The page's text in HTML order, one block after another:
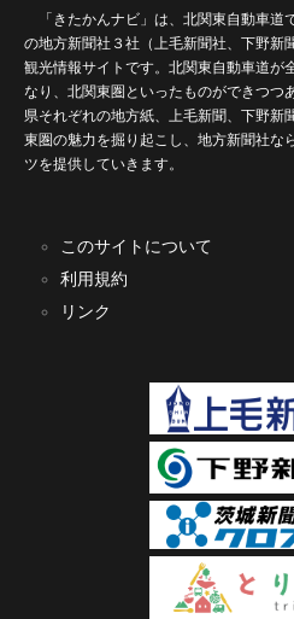
「きたかんナビ」は、北関東自動車道
の地方新聞社３社（上毛新聞社、下野新
観光情報サイトです。北関東自動車道が
なり、北関東圏といったものができつつ
県それぞれの地方紙、上毛新聞、下野新
東圏の魅力を掘り起こし、地方新聞社な
ツを提供していきます。
このサイトについて
利用規約
リンク